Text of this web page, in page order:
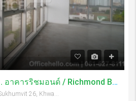
เช่าออฟฟิศ 224 ตร.ม. อาคารริชมอนด์ / Richmond Building